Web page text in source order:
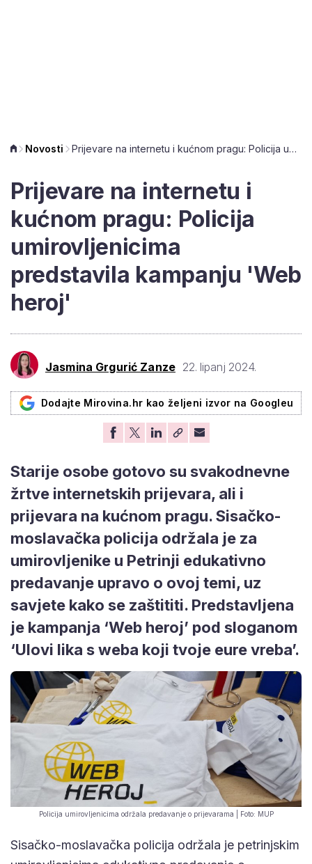
Novosti Prijevare na internetu i kućnom pragu: Policija umirovljenicima predstavila kampanju 'Web heroj'
Prijevare na internetu i
kućnom pragu: Policija
umirovljenicima
predstavila kampanju 'Web
heroj'
Jasmina Grgurić Zanze 22. lipanj 2024.
Dodajte Mirovina.hr kao željeni izvor na Googleu
Starije osobe gotovo su svakodnevne
žrtve internetskih prijevara, ali i
prijevara na kućnom pragu. Sisačko-
moslavačka policija održala je za
umirovljenike u Petrinji edukativno
predavanje upravo o ovoj temi, uz
savjete kako se zaštititi. Predstavljena
je kampanja ‘Web heroj’ pod sloganom
‘Ulovi lika s weba koji tvoje eure vreba’.
Policija umirovljenicima održala predavanje o prijevarama | Foto: MUP
Sisačko-moslavačka policija održala je petrinjskim